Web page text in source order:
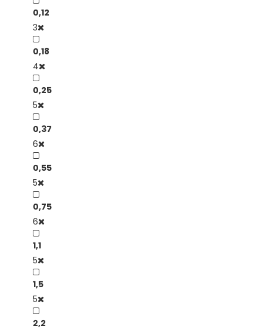
0,12
3
0,18
4
0,25
5
0,37
6
0,55
5
0,75
6
1,1
5
1,5
5
2,2